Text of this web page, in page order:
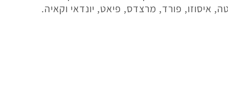
איסוזו, פורד, מרצדס, פיאט, יונדאי וקאיה.